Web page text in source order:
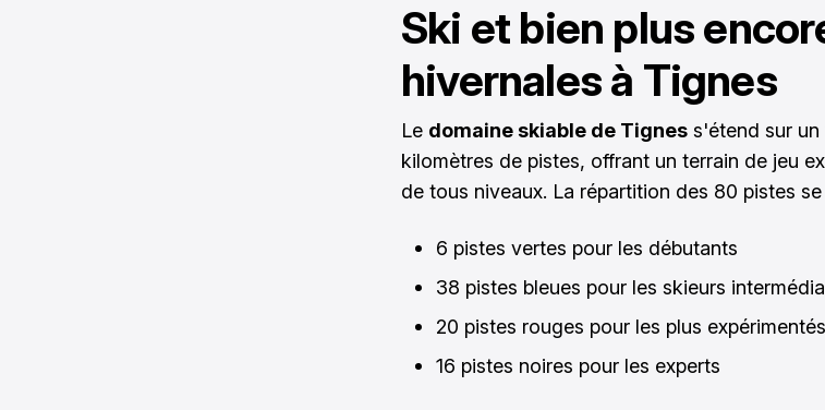
Ski et bien plus
hivernales à Tignes
Le domaine skiable de Tignes s'étend sur un
kilomètres de pistes, offrant un terrain de jeu
de tous niveaux. La répartition des 80 pistes
6 pistes vertes pour les débutants
38 pistes bleues pour les skieurs
20 pistes rouges pour les plus expérimentés
16 pistes noires pour les experts